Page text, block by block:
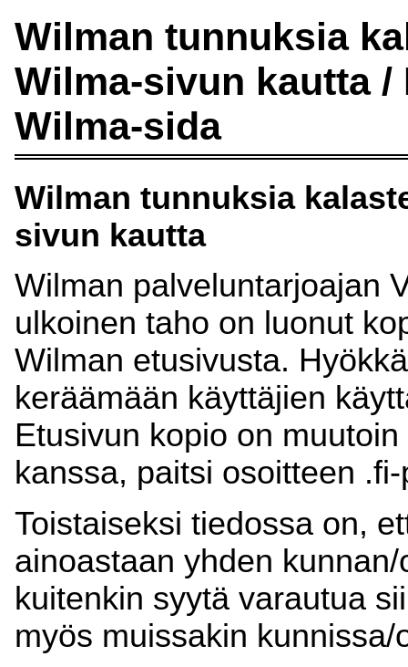
Wilman tunnuksia
Wilma-sivun kautta
Wilma-sida
Wilman tunnuksia
sivun kautta
Wilman palveluntarjoajan
ulkoinen taho on luonut
Wilman etusivusta.
keräämään käyttäjien
Etusivun kopio on
kanssa, paitsi osoitteen
Toistaiseksi tiedossa on,
ainoastaan yhden
kuitenkin syytä varautua
myös muissakin kunnissa/